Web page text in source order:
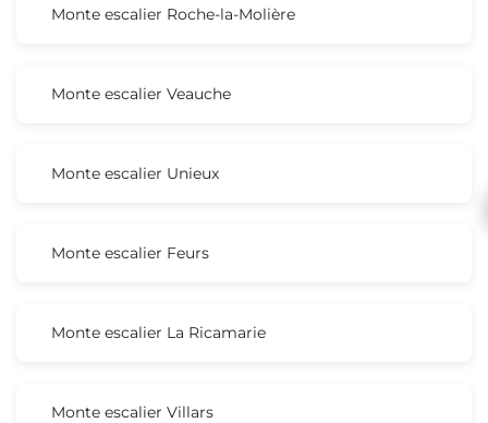
Monte escalier Roche-la-Molière
Monte escalier Veauche
Monte escalier Unieux
Monte escalier Feurs
Monte escalier La Ricamarie
Monte escalier Villars